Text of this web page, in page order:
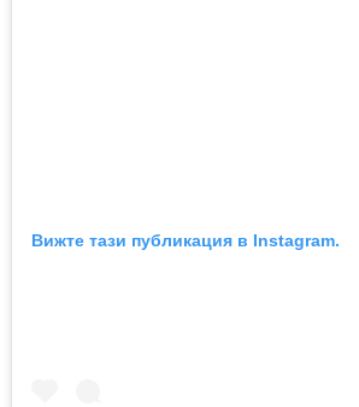
Вижте тази публикация в Instagram.